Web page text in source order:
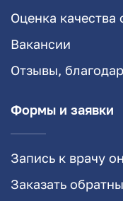
Оценка качества
Вакансии
Отзывы,
Формы и заявки
Запись к врачу
Заказать